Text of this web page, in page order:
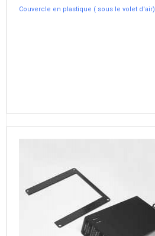
Couvercle en plastique ( sous le volet d'air)